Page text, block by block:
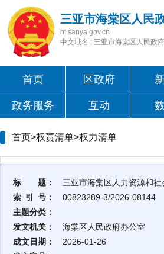
三亚市海棠区人民
ht.sanya.gov.cn
中文域名 : 三亚市海棠区人民政
首页 区政府
政务服务 互动
首页>权责清单>权力清单
标 题：
三亚市海棠区人力资源和社
索 引 号：
00823289-3/2026-08144
主题分类：
发文机关：
海棠区人民政府办公室
成文日期：
2026-01-26